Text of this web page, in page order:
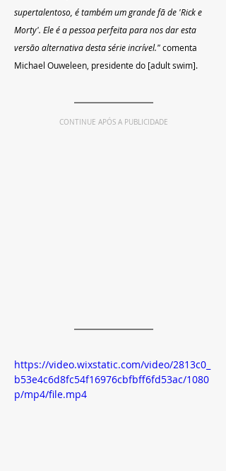
supertalentoso, é também um grande fã de 'Rick e
Morty'. Ele é a pessoa perfeita para nos dar esta
versão alternativa desta série incrível." comenta
Michael Ouweleen, presidente do [adult swim].
CONTINUE APÓS A PUBLICIDADE
https://video.wixstatic.com/video/2813c0_
b53e4c6d8fc54f16976cbfbff6fd53ac/1080
p/mp4/file.mp4